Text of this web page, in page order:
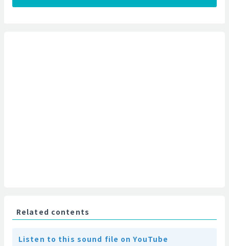
Related contents
Listen to this sound file on YouTube